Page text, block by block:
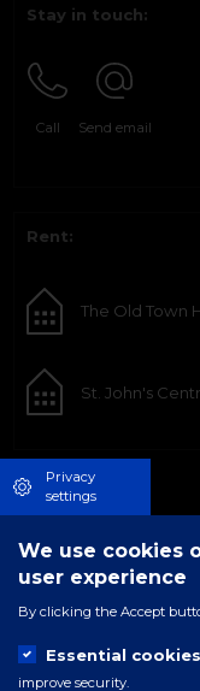
Stay in touch:
Call Send email
Rent:
The Old Town
St. John's
Privacy
settings
We use cookies
user experience
By clicking the Accept
Essential cookies
improve security.